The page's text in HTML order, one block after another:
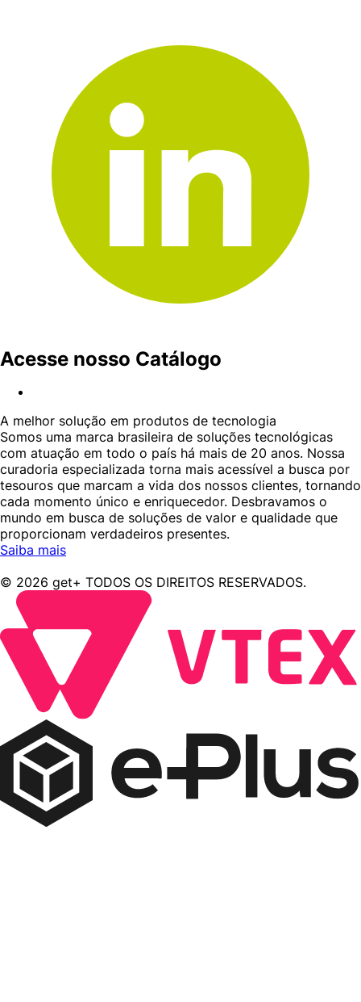
Acesse nosso Catálogo
A melhor solução em produtos de tecnologia
Somos uma marca brasileira de soluções tecnológicas
com atuação em todo o país há mais de 20 anos. Nossa
curadoria especializada torna mais acessível a busca por
tesouros que marcam a vida dos nossos clientes, tornando
cada momento único e enriquecedor. Desbravamos o
mundo em busca de soluções de valor e qualidade que
proporcionam verdadeiros presentes.
Saiba mais
© 2026 get+ TODOS OS DIREITOS RESERVADOS.